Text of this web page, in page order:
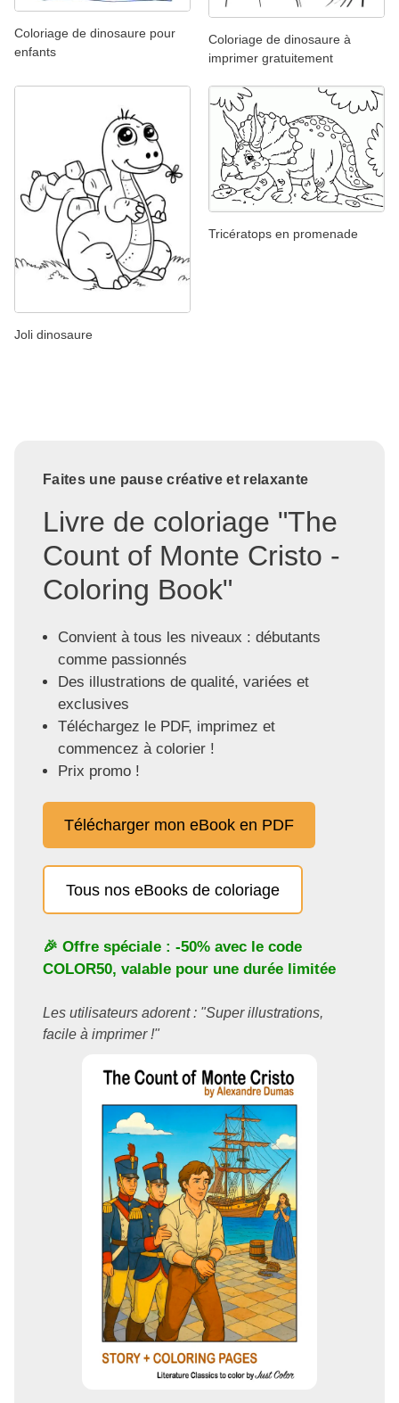
Coloriage de dinosaure pour
enfants
Coloriage de dinosaure à
imprimer gratuitement
Joli dinosaure
Tricératops en promenade
Faites une pause créative et relaxante
Livre de coloriage "The
Count of Monte Cristo -
Coloring Book"
Convient à tous les niveaux : débutants
comme passionnés
Des illustrations de qualité, variées et
exclusives
Téléchargez le PDF, imprimez et
commencez à colorier !
Prix promo !
Télécharger mon eBook en PDF
Tous nos eBooks de coloriage
🎉 Offre spéciale : -50% avec le code
COLOR50, valable pour une durée limitée
Les utilisateurs adorent : "Super illustrations,
facile à imprimer !"